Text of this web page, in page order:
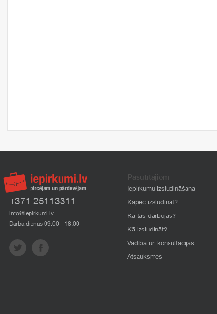
+371 25113311
info@iepirkumi.lv
Darba dienās 09:00 - 18:00
Pasūtītājiem
Iepirkumu izsludināšana
Kāpēc izsludināt?
Kā tas darbojas?
Kā izsludināt?
Vadība un konsultācijas
Atsauksmes